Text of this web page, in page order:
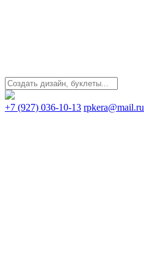
+7 (927) 036-10-13 rpkera@mail.ru